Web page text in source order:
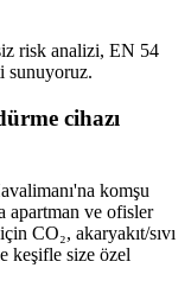
risk analizi, EN 54
sunuyoruz.
cihazı
komşu
apartman ve ofisler
CO₂, akaryakıt/sıvı
keşifle size özel